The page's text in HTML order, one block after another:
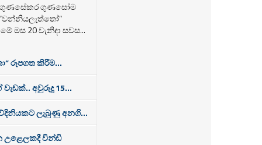
ගුණසේකර ගුණසෝම
මස 20 වැනිදා සවස...
රූපගත කිරීම...
අවුරුදු 15...
ලැබුණු අනගි...
උළෙලකදී වින්ඩි